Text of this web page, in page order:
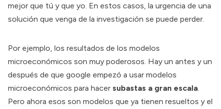
mejor que tú y que yo. En estos casos, la urgencia de una
solución que venga de la investigación se puede perder.
Por ejemplo, los resultados de los modelos
microeconómicos son muy poderosos. Hay un antes y un
después de que google empezó a usar modelos
microeconómicos para hacer subastas a gran escala
Pero ahora esos son modelos que ya tienen resueltos y el